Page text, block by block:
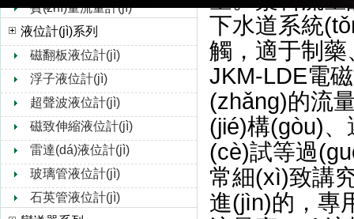
質(zhì)量流量計(jì)
液位計(jì)系列
磁翻板液位計(jì)
浮子液位計(jì)
超聲波液位計(jì)
磁致伸縮液位計(jì)
雷達(dá)液位計(jì)
玻璃管液位計(jì)
石英管液位計(jì)
下水道系統
觸，適于制
JKM-LDE電磁
(zhǎng)的流量
(jié)構(gòu)、
(cè)試等過
常細(xì)致講
進(jìn)的，